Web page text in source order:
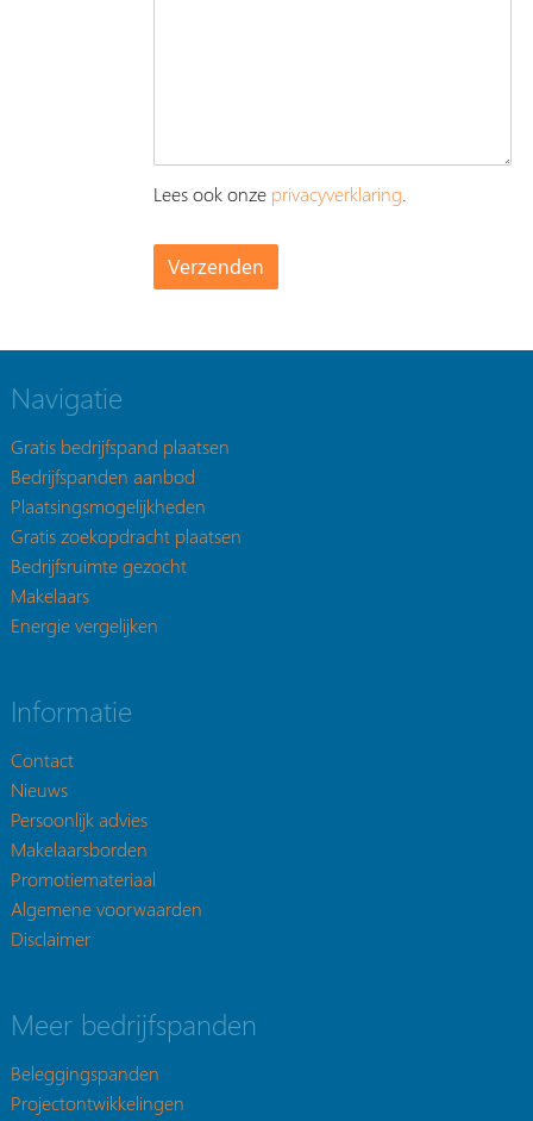
Lees ook onze privacyverklaring
Navigatie
Gratis bedrijfspand plaatsen
Bedrijfspanden aanbod
Plaatsingsmogelijkheden
Gratis zoekopdracht plaatsen
Bedrijfsruimte gezocht
Makelaars
Energie vergelijken
Informatie
Contact
Nieuws
Persoonlijk advies
Makelaarsborden
Promotiemateriaal
Algemene voorwaarden
Disclaimer
Meer bedrijfspanden
Beleggingspanden
Projectontwikkelingen